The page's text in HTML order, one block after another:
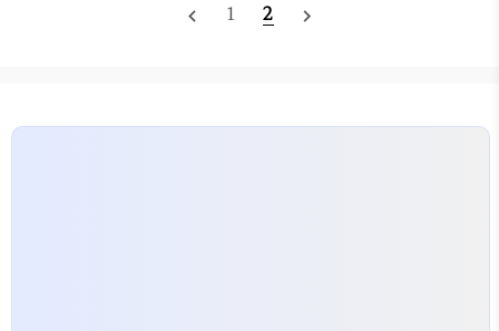
CoAP, MQTT, 그리고 새로 보이는 Ponte 등의 프로토콜에 대한 간
navigate_before 1 2 navigate_next